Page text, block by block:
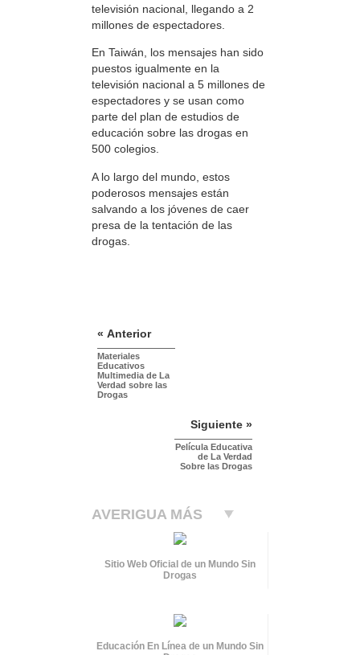
televisión nacional, llegando a 2
millones de espectadores.
En Taiwán, los mensajes han sido
puestos igualmente en la
televisión nacional a 5 millones de
espectadores y se usan como
parte del plan de estudios de
educación sobre las drogas en
500 colegios.
A lo largo del mundo, estos
poderosos mensajes están
salvando a los jóvenes de caer
presa de la tentación de las
drogas.
« Anterior
Materiales
Educativos
Multimedia de La
Verdad sobre las
Drogas
Siguiente »
Película Educativa
de La Verdad
Sobre las Drogas
AVERIGUA MÁS
Sitio Web Oficial de un Mundo Sin
Drogas
Educación En Línea de un Mundo Sin